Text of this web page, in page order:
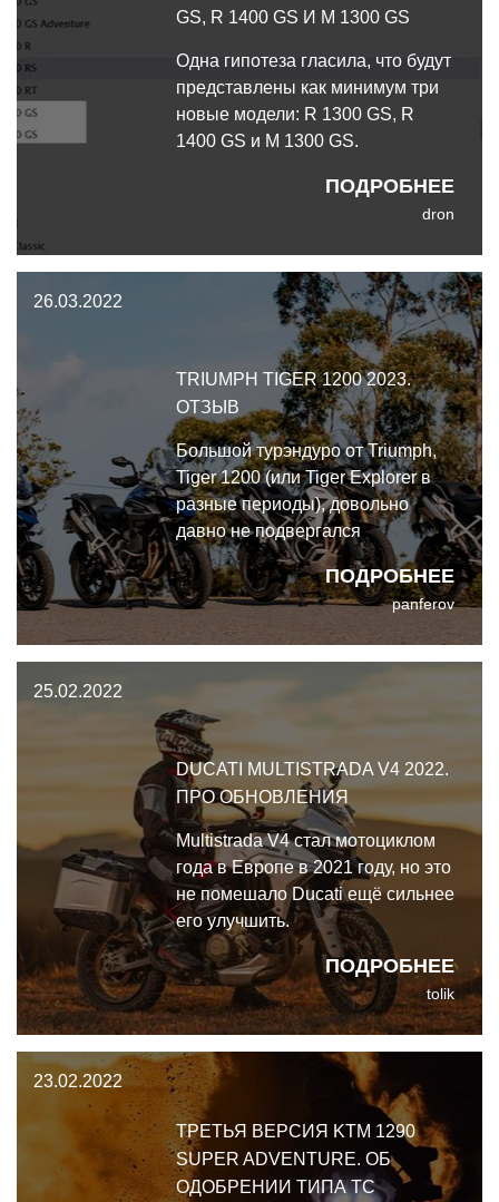
GS, R 1400 GS И M 1300 GS
ПОДРОБНЕЕ
Одна гипотеза гласила, что будут
представлены как минимум три
новые модели: R 1300 GS, R
1400 GS и M 1300 GS.
этих мыслей было найдено
dron
26.03.2022
TRIUMPH TIGER 1200 2023.
ОТЗЫВ
ПОДРОБНЕЕ
Большой турэндуро от Triumph,
Tiger 1200 (или Tiger Explorer в
разные периоды), довольно
давно не подвергался
серьёзным обновлениям, а
вернее сказать, никогда с самого
появления в 2012 году.
panferov
25.02.2022
DUCATI MULTISTRADA V4 2022.
ПРО ОБНОВЛЕНИЯ
ПОДРОБНЕЕ
Multistrada V4 стал мотоциклом
года в Европе в 2021 году, но это
не помешало Ducati ещё сильнее
его улучшить.
tolik
23.02.2022
ТРЕТЬЯ ВЕРСИЯ KTM 1290
SUPER ADVENTURE. ОБ
ОДОБРЕНИИ ТИПА ТС